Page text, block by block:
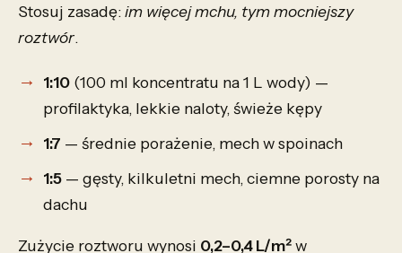
Stosuj zasadę:im więcej mchu, tym mocniejszy
roztwór.
1:10 (100 ml koncentratu na 1 L wody) —
profilaktyka, lekkie naloty, świeże kępy
1:7 — średnie porażenie, mech w spoinach
1:5 — gęsty, kilkuletni mech, ciemne porosty na
dachu
Zużycie roztworu wynosi 0,2–0,4 L/m²w